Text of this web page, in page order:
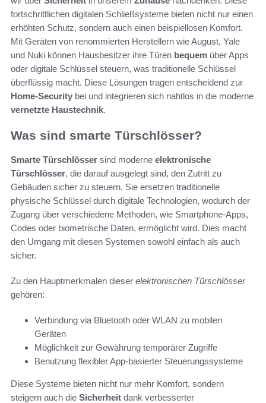
fortschrittlichen digitalen Schließsysteme bieten nicht nur einen
erhöhten Schutz, sondern auch einen beispiellosen Komfort.
Mit Geräten von renommierten Herstellern wie August, Yale
und Nuki können Hausbesitzer ihre Türen bequem über Apps
oder digitale Schlüssel steuern, was traditionelle Schlüssel
überflüssig macht. Diese Lösungen tragen entscheidend zur
Home-Security bei und integrieren sich nahtlos in die moderne
vernetzte Haustechnik.
Was sind smarte Türschlösser?
Smarte Türschlösser sind moderne elektronische
Türschlösser, die darauf ausgelegt sind, den Zutritt zu
Gebäuden sicher zu steuern. Sie ersetzen traditionelle
physische Schlüssel durch digitale Technologien, wodurch der
Zugang über verschiedene Methoden, wie Smartphone-Apps,
Codes oder biometrische Daten, ermöglicht wird. Dies macht
den Umgang mit diesen Systemen sowohl einfach als auch
sicher.
Zu den Hauptmerkmalen dieser elektronischen Türschlösser
gehören:
Verbindung via Bluetooth oder WLAN zu mobilen
Geräten
Möglichkeit zur Gewährung temporärer Zugriffe
Benutzung flexibler App-basierter Steuerungssysteme
Diese Systeme bieten nicht nur mehr Komfort, sondern
steigern auch die Sicherheit dank verbesserter